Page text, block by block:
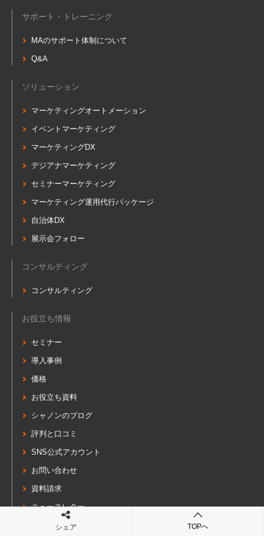
シェア TOPへ
サポート・トレーニング
MAのサポート体制について
Q&A
ソリューション
マーケティングオートメーション
イベントマーケティング
マーケティングDX
デジアナマーケティング
セミナーマーケティング
マーケティング運用代行パッケージ
自治体DX
展示会フォロー
コンサルティング
コンサルティング
お役立ち情報
セミナー
導入事例
価格
お役立ち資料
シャノンのブログ
評判と口コミ
SNS公式アカウント
お問い合わせ
資料請求
ニュースレター